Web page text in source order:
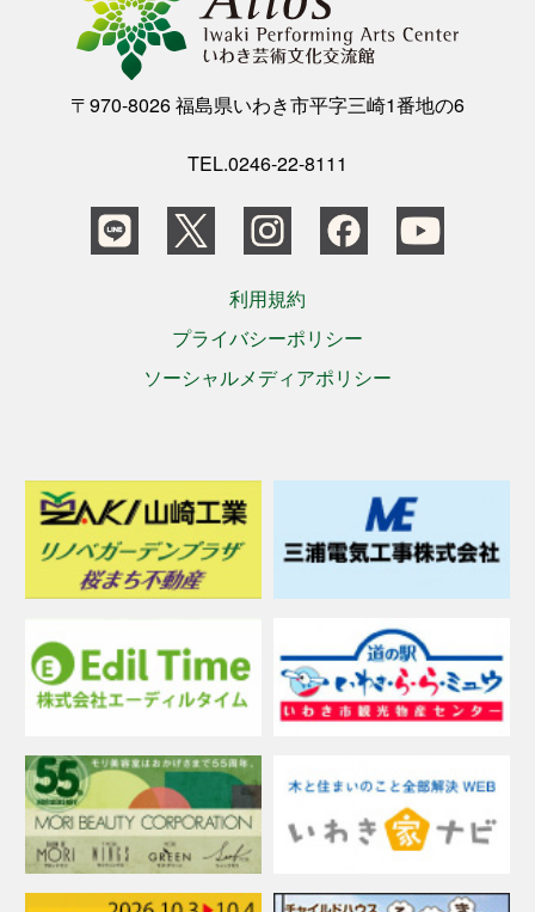
スケジュール
アクセシビリティ
〒970-8026 福島県いわき市平字三崎1番地の6
TEL.0246-22-8111
利用規約
プライバシーポリシー
ソーシャルメディアポリシー